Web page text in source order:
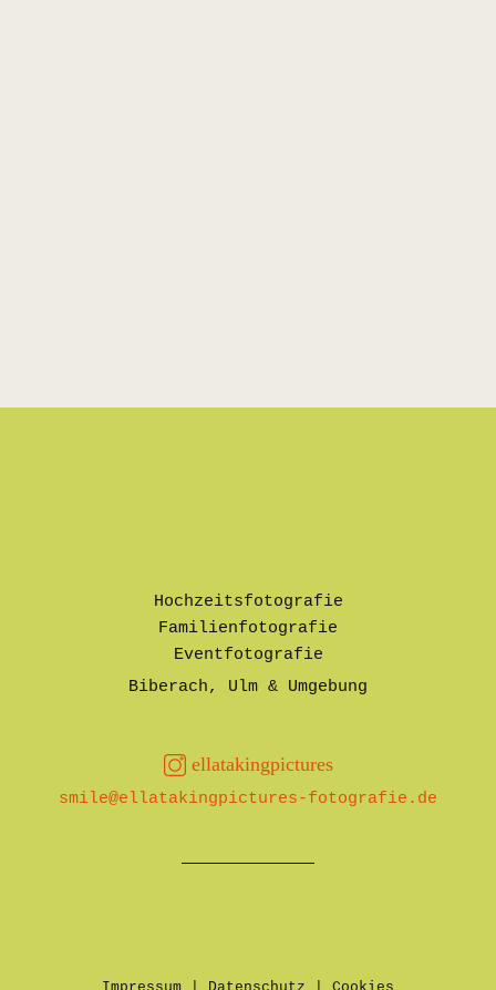
Hochzeitsfotografie
Familienfotografie
Eventfotografie
Biberach, Ulm & Umgebung
ellatakingpictures
smile@ellatakingpictures-fotografie.de